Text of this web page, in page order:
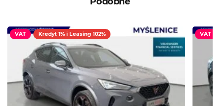
VAT Kredyt 1% i Leasing 102% VAT